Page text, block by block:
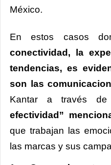
México.
En estos casos
conectividad, la
tendencias, es
son las
Kantar a través de
efectividad”
que trabajan las
las marcas y sus